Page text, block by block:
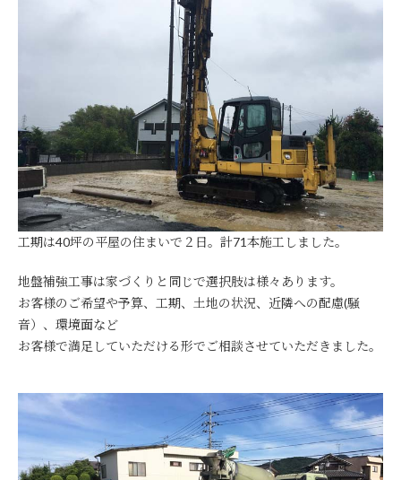
工期は40坪の平屋の住まいで２日。計71本施工しました。
地盤補強工事は家づくりと同じで選択肢は様々あります。
お客様のご希望や予算、工期、土地の状況、近隣への配慮(騒
音）、環境面など
お客様で満足していただける形でご相談させていただきました。